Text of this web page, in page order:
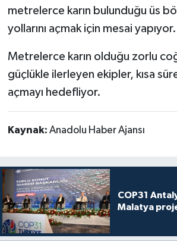
metrelerce karın bulunduğu üs
yollarını açmak için mesai yapıyor.
Metrelerce karın olduğu zorlu
güçlükle ilerleyen ekipler, kısa
açmayı hedefliyor.
Kaynak: Anadolu Haber Ajansı
COP31
Malatya